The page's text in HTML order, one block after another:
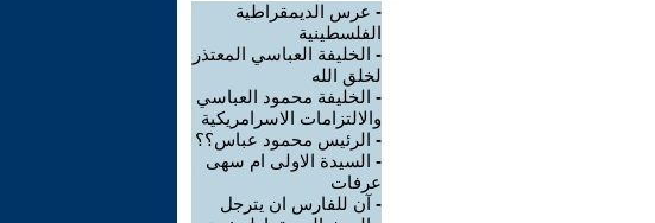
- عرس الديمقراطية
الفلسطينية
- الخليفة العباسي المعتذر
لخلق الله
- الخليفة محمود العباسي
والالتزامات الاسرامريكية
- الرئيس محمود عباس؟؟
- السيدة الاولى ام سهى
عرفات
- آن للفارس ان يترجل